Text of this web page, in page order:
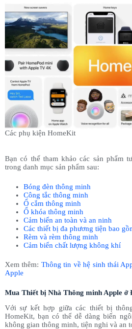
Các phụ kiện HomeKit
Bạn có thể tham khảo các sản phẩm
trong danh mục sản phẩm sau:
Bóng đèn thông minh
Công tắc thông minh
Ổ cắm thông minh
Ổ khóa thông minh
Cảm biến an toàn và an ninh
Các thiết bị đa phương tiện bao
Rèm và rèm thông minh
Cảm biến chất lượng không khí
Xem thêm: Thông tin về hệ sinh thái
Apple
Mua Thiết bị Nhà Thông minh Apple ở
Với sự kết hợp giữa các thiết bị
HomeKit, bạn có thể dễ dàng biến
không gian thông minh, tiện nghi và an